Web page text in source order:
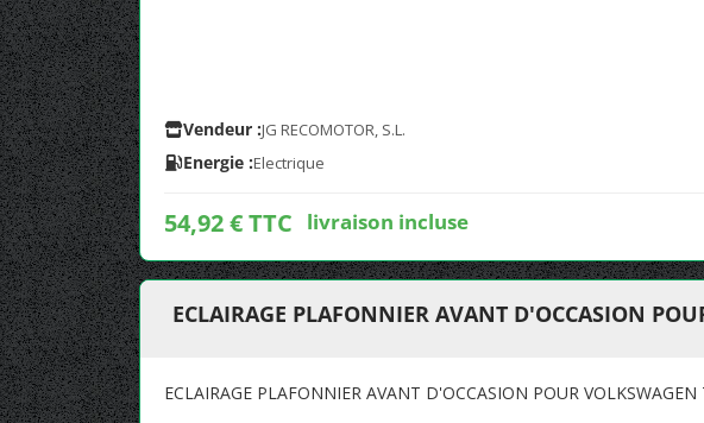
Vendeur :JG RECOMOTOR, S.L.
Energie :Electrique
54,92 € TTC livraison incluse
ECLAIRAGE PLAFONNIER AVANT D'OCCASION
ECLAIRAGE PLAFONNIER AVANT D'OCCASION POUR VOLKSWAGEN